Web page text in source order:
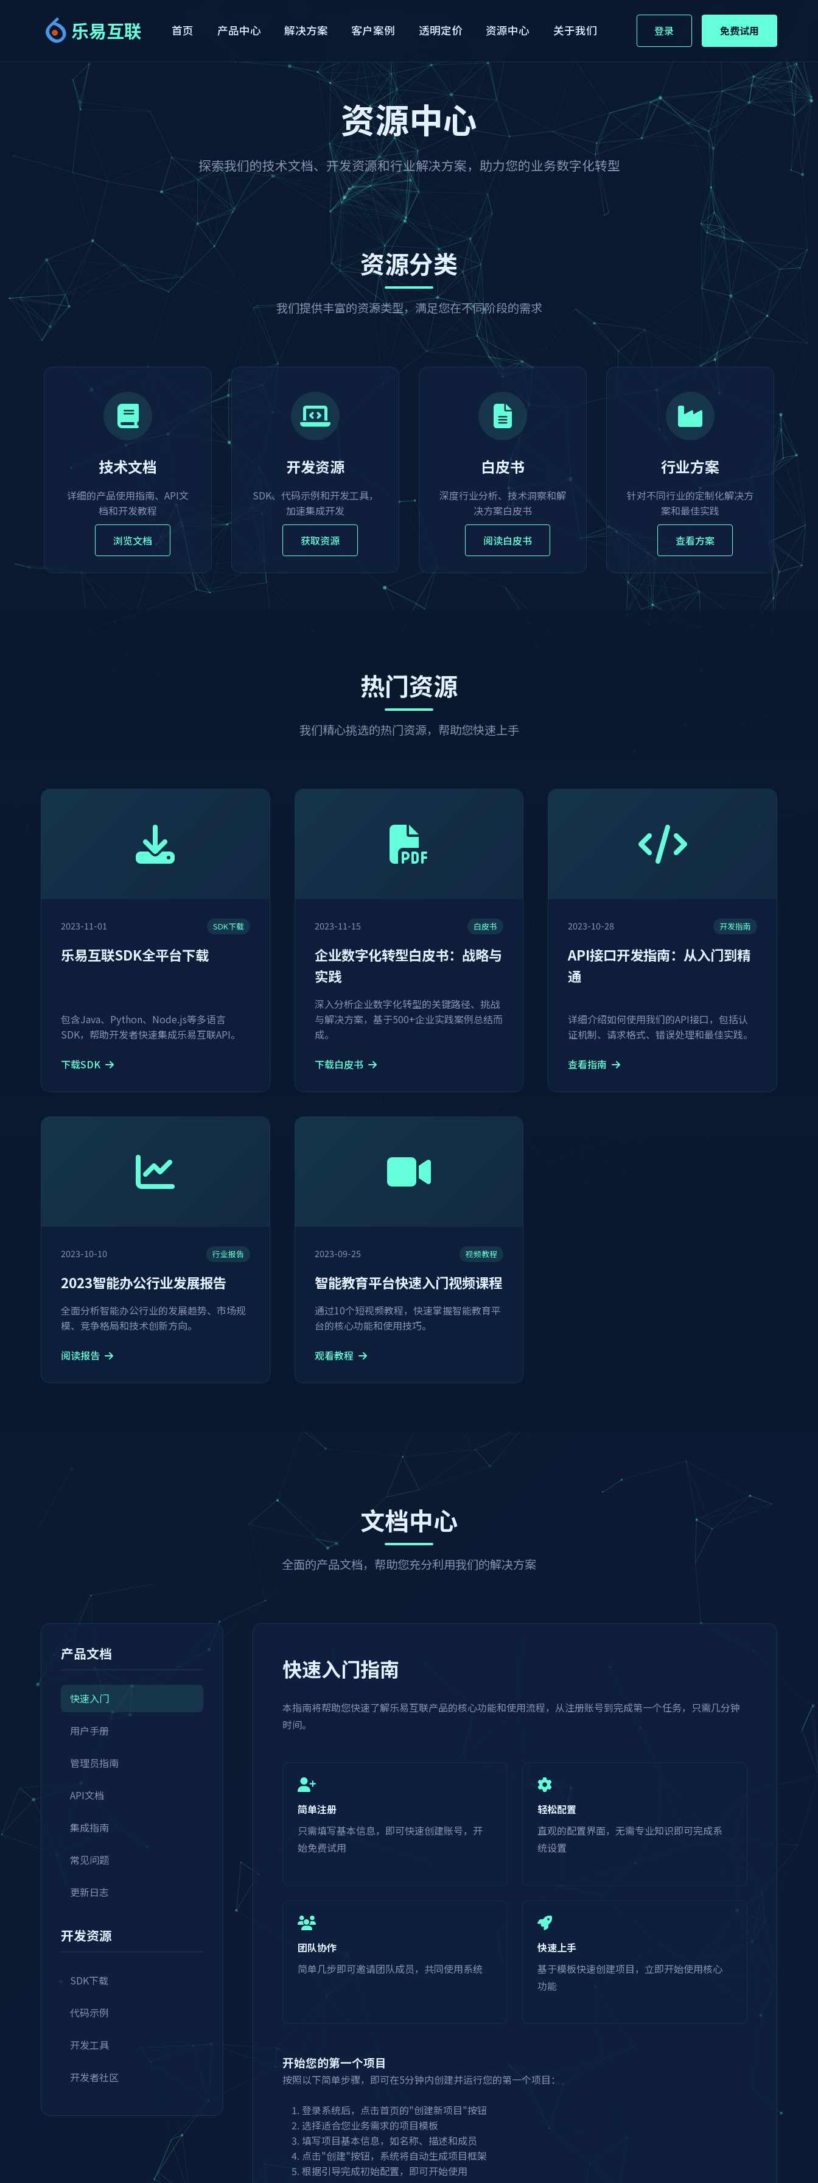
乐易互联 首页 产品中心 解决方案 客户案例 透明定价 资源中心 关于我们 登录 免费试用
资源中心
探索我们的技术文档、开发资源和行业解决方案，助力您的业务数字化转型
资源分类
我们提供丰富的资源类型，满足您在不同阶段的需求
技术文档
详细的产品使用指南、API文
档和开发教程
浏览文档
开发资源
SDK、代码示例和开发工具，
加速集成开发
获取资源
白皮书
深度行业分析、技术洞察和解
决方案白皮书
阅读白皮书
行业方案
针对不同行业的定制化解决方
案和最佳实践
查看方案
热门资源
我们精心挑选的热门资源，帮助您快速上手
2023-11-01 SDK下载
乐易互联SDK全平台下载
包含Java、Python、Node.js等多语言
SDK，帮助开发者快速集成乐易互联API。
下载SDK
2023-11-15 白皮书
企业数字化转型白皮书：战略与
实践
深入分析企业数字化转型的关键路径、挑战
与解决方案，基于500+企业实践案例总结而
成。
下载白皮书
2023-10-28 开发指南
API接口开发指南：从入门到精
通
详细介绍如何使用我们的API接口，包括认
证机制、请求格式、错误处理和最佳实践。
查看指南
2023-10-10 行业报告
2023智能办公行业发展报告
全面分析智能办公行业的发展趋势、市场规
模、竞争格局和技术创新方向。
阅读报告
2023-09-25 视频教程
智能教育平台快速入门视频课程
通过10个短视频教程，快速掌握智能教育平
台的核心功能和使用技巧。
观看教程
文档中心
全面的产品文档，帮助您充分利用我们的解决方案
产品文档
快速入门
用户手册
管理员指南
API文档
集成指南
常见问题
更新日志
开发资源
SDK下载
代码示例
开发工具
开发者社区
快速入门指南
本指南将帮助您快速了解乐易互联产品的核心功能和使用流程，从注册账号到完成第一个任务，只需几分钟
时间。
简单注册
只需填写基本信息，即可快速创建账号，开
始免费试用
轻松配置
直观的配置界面，无需专业知识即可完成系
统设置
团队协作
简单几步即可邀请团队成员，共同使用系统
快速上手
基于模板快速创建项目，立即开始使用核心
功能
开始您的第一个项目
按照以下简单步骤，即可在5分钟内创建并运行您的第一个项目：
登录系统后，点击首页的"创建新项目"按钮
选择适合您业务需求的项目模板
填写项目基本信息，如名称、描述和成员
点击"创建"按钮，系统将自动生成项目框架
根据引导完成初始配置，即可开始使用